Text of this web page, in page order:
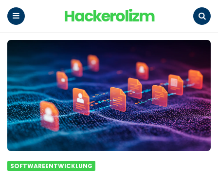
Hackerolizm
SOFTWAREENTWICKLUNG